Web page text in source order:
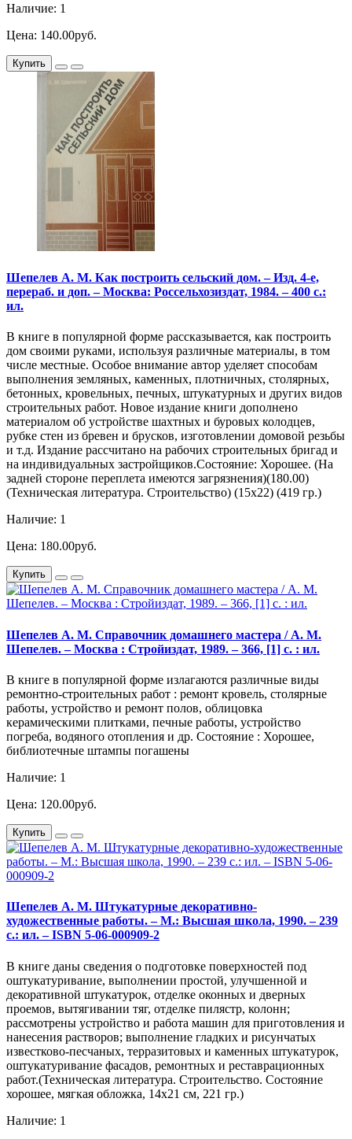
Наличие: 1
Цена: 140.00руб.
Купить
Шепелев А. М. Как построить сельский дом. – Изд. 4-е,
перераб. и доп. – Москва: Россельхозиздат, 1984. – 400 с.:
ил.
В книге в популярной форме рассказывается, как построить
дом своими руками, используя различные материалы, в том
числе местные. Особое внимание автор уделяет способам
выполнения земляных, каменных, плотничных, столярных,
бетонных, кровельных, печных, штукатурных и других видов
строительных работ. Новое издание книги дополнено
материалом об устройстве шахтных и буровых колодцев,
рубке стен из бревен и брусков, изготовлении домовой резьбы
и т.д. Издание рассчитано на рабочих строительных бригад и
на индивидуальных застройщиков.Состояние: Хорошее. (На
задней стороне переплета имеются загрязнения)(180.00)
(Техническая литература. Строительство) (15х22) (419 гр.)
Наличие: 1
Цена: 180.00руб.
Купить
Шепелев А. М. Справочник домашнего мастера / А. М.
Шепелев. – Москва : Стройиздат, 1989. – 366, [1] с. : ил.
В книге в популярной форме излагаются различные виды
ремонтно-строительных работ : ремонт кровель, столярные
работы, устройство и ремонт полов, облицовка
керамическими плитками, печные работы, устройство
погреба, водяного отопления и др. Состояние : Хорошее,
библиотечные штампы погашены
Наличие: 1
Цена: 120.00руб.
Купить
Шепелев А. М. Штукатурные декоративно-
художественные работы. – М.: Высшая школа, 1990. – 239
с.: ил. – ISBN 5-06-000909-2
В книге даны сведения о подготовке поверхностей под
оштукатуривание, выполнении простой, улучшенной и
декоративной штукатурок, отделке оконных и дверных
проемов, вытягивании тяг, отделке пилястр, колонн;
рассмотрены устройство и работа машин для приготовления и
нанесения растворов; выполнение гладких и рисунчатых
известково-песчаных, терразитовых и каменных штукатурок,
оштукатуривание фасадов, ремонтных и реставрационных
работ.(Техническая литература. Строительство. Состояние
хорошее, мягкая обложка, 14х21 см, 221 гр.)
Наличие: 1